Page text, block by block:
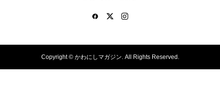
Copyright ©かわにしマガジン. All Rights Reserved.